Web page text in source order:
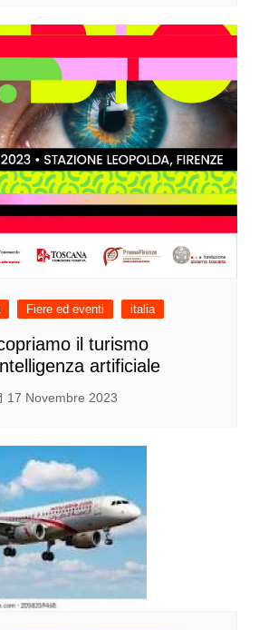
Fiere ed eventi italia
il turismo
artificiale
17 Novembre 2023